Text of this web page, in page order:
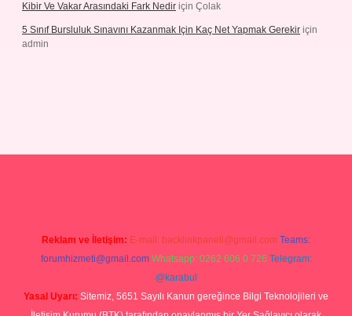
Kibir Ve Vakar Arasındaki Fark Nedir için Çolak
5 Sınıf Bursluluk Sınavını Kazanmak Için Kaç Net Yapmak Gerekir için
admin
Reklam ve İletişim: E-mail: backlinkpaneli@gmail.com Teams:
forumhizmeti@gmail.com Whatsapp: 0262 606 0 726 Telegram:
@karabul
Yasal Uyarı: Sitemiz, 5651 Sayılı Kanun gereğince Bilgi Teknolojileri ve